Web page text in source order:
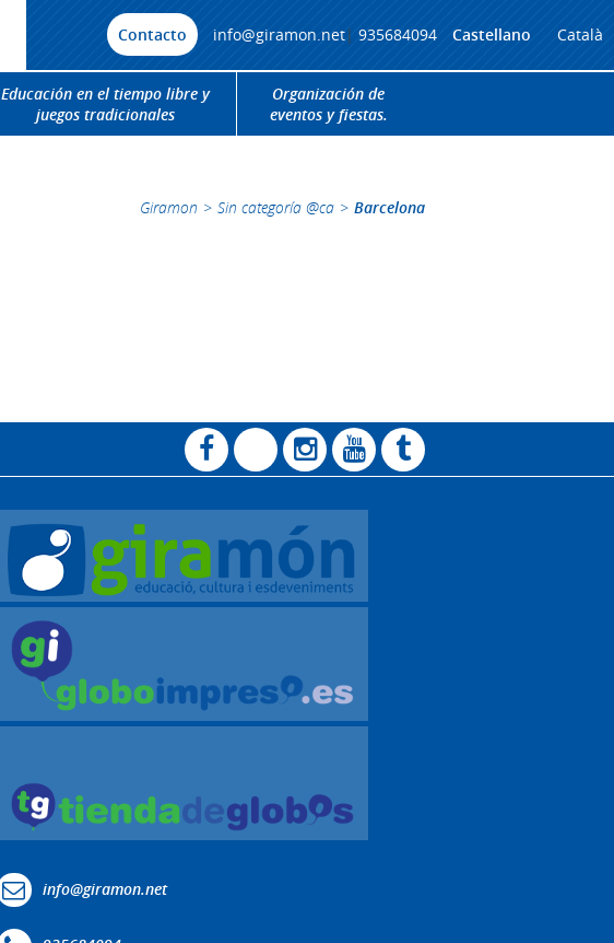
Contacto info@giramon.net| 935684094 Castellano Català
Educación en el tiempo libre y
juegos tradicionales
Organización de
eventos y fiestas.
Giramon > Sin categoría @ca > Barcelona
info@giramon.net